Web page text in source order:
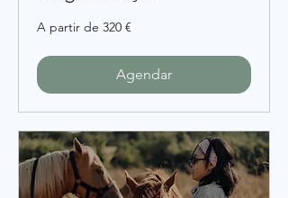
A
partir
euros
A partir de 320 €
Agendar